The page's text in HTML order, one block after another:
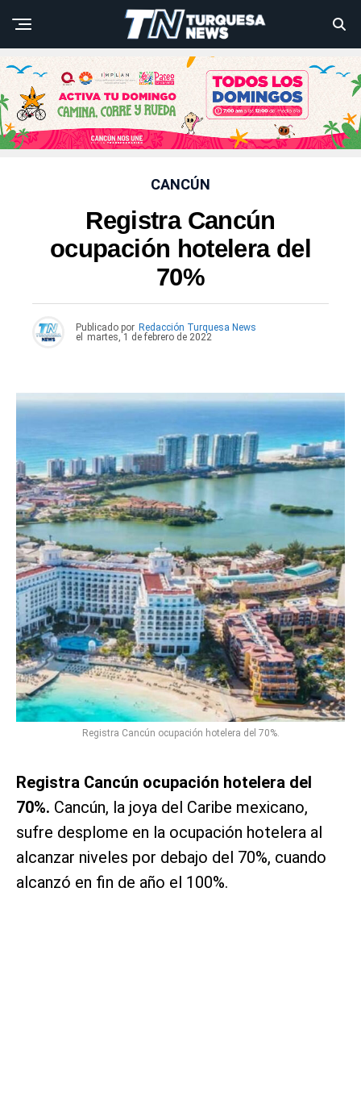
CANCÚN
Registra Cancún
ocupación hotelera del
70%
Publicado por Redacción Turquesa News
el
martes, 1 de febrero de 2022
Registra Cancún ocupación hotelera del 70%.
Registra Cancún ocupación hotelera del
70%. Cancún, la joya del Caribe mexicano,
sufre desplome en la ocupación hotelera al
alcanzar niveles por debajo del 70%, cuando
alcanzó en fin de año el 100%.